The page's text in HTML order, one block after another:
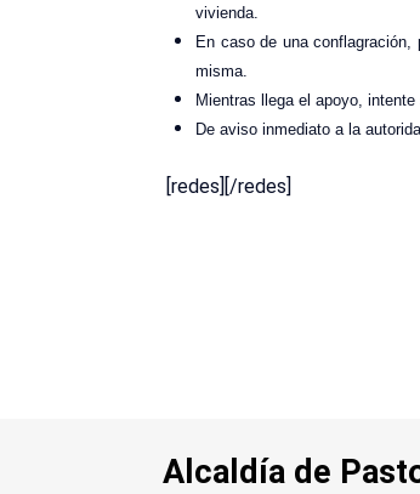
vivienda.
En caso de una
misma.
Mientras llega el apoyo,
De aviso inmediato a la
[redes][/redes]
Alcaldía de